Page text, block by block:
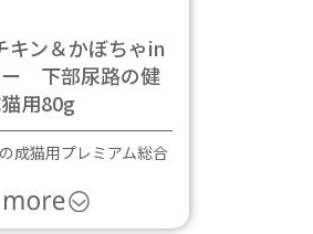
キン＆かぼちゃin
下部尿路の健
用80g
成猫用プレミアム総合